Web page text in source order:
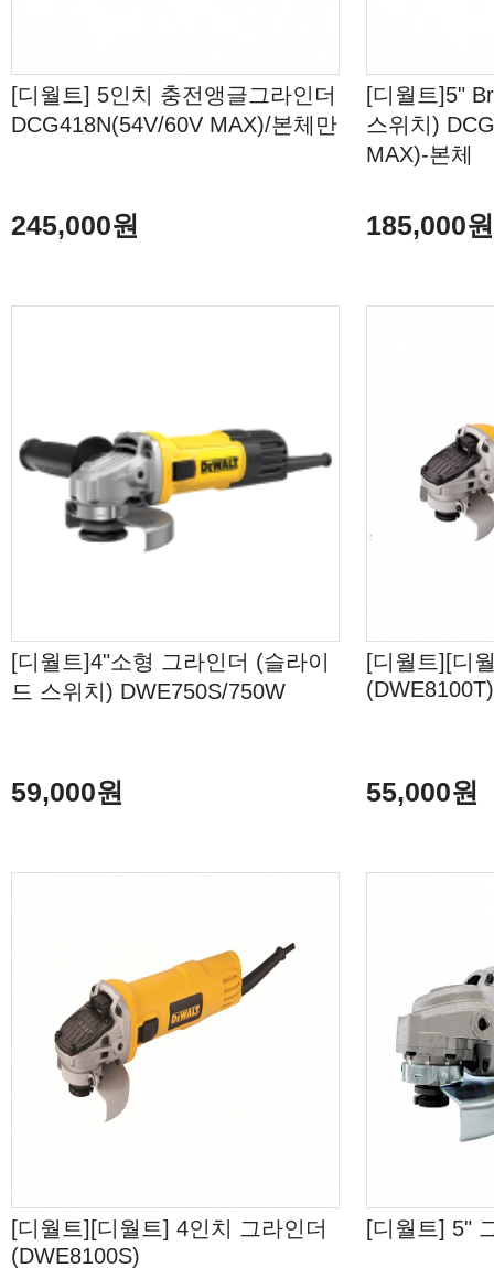
[디월트] 5인치 충전앵글그라인더
DCG418N(54V/60V MAX)/본체만
245,000원
[디월트]5"
스위치)
MAX)-본체
185,000원
[디월트]4"소형 그라인더 (슬라이
드 스위치) DWE750S/750W
59,000원
[디월트][디
(DWE8100T)
55,000원
[디월트][디월트] 4인치 그라인더
(DWE8100S)
[디월트] 5"